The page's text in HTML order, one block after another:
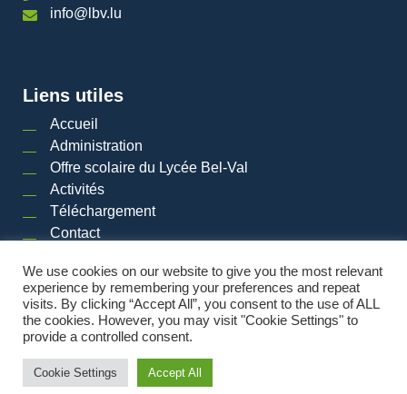
info@lbv.lu
Liens utiles
Accueil
Administration
Offre scolaire du Lycée Bel-Val
Activités
Téléchargement
Contact
2026 © LYCéE BEL-VAL | Tous droits réservés |Mentions légales| Plan du site
Powered by
Made by
We use cookies on our website to give you the most relevant
experience by remembering your preferences and repeat
visits. By clicking “Accept All”, you consent to the use of ALL
the cookies. However, you may visit "Cookie Settings" to
provide a controlled consent.
Cookie Settings Accept All